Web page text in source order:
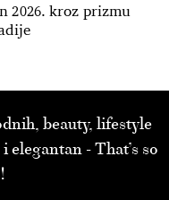
2026. kroz prizmu
beauty, lifestyle
- That’s so